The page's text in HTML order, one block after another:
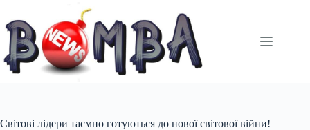
вмісту
Світові лідери таємно готуються до нової світової війни!